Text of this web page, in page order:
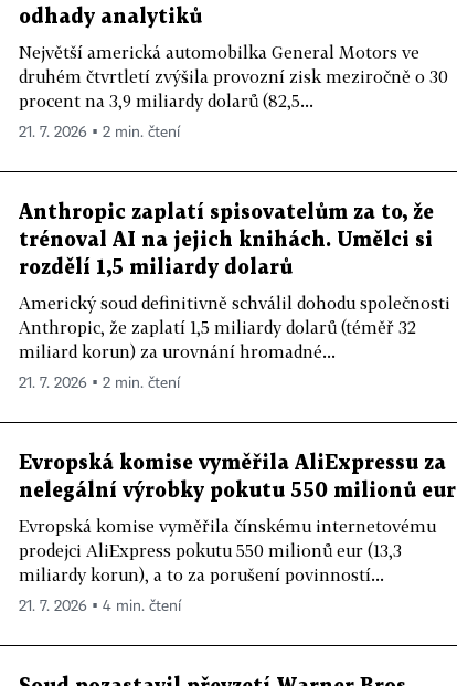
odhady analytiků
Největší americká automobilka General Motors ve
druhém čtvrtletí zvýšila provozní zisk meziročně o 30
procent na 3,9 miliardy dolarů (82,5...
21. 7. 2026 ▪ 2 min. čtení
Anthropic zaplatí spisovatelům za to, že
trénoval AI na jejich knihách. Umělci si
rozdělí 1,5 miliardy dolarů
Americký soud definitivně schválil dohodu společnosti
Anthropic, že zaplatí 1,5 miliardy dolarů (téměř 32
miliard korun) za urovnání hromadné...
21. 7. 2026 ▪ 2 min. čtení
Evropská komise vyměřila AliExpressu za
nelegální výrobky pokutu 550 milionů eur
Evropská komise vyměřila čínskému internetovému
prodejci AliExpress pokutu 550 milionů eur (13,3
miliardy korun), a to za porušení povinností...
21. 7. 2026 ▪ 4 min. čtení